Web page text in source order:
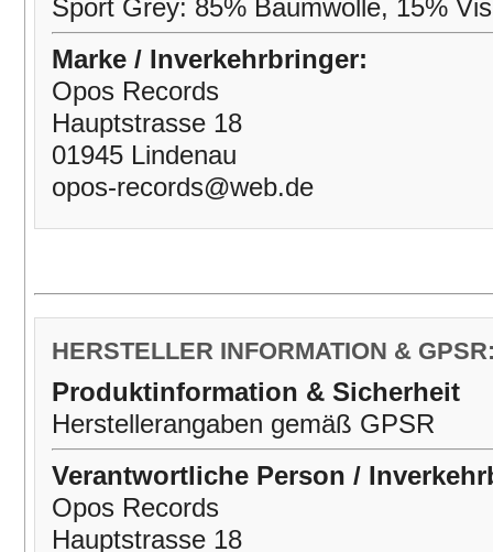
Sport Grey: 85% Baumwolle, 15%
Marke / Inverkehrbringer:
Opos Records
Hauptstrasse 18
01945 Lindenau
opos-records@web.de
HERSTELLER INFORMATION &
Produktinformation & Sicherheit
Herstellerangaben gemäß GPSR
Verantwortliche Person /
Opos Records
Hauptstrasse 18